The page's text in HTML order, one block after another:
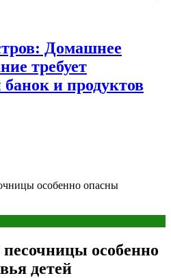
Домашнее
требует
и продуктов
особенно опасны
особенно
детей